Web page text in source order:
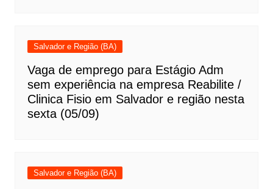
Salvador e Região (BA)
Vaga de emprego para Estágio Adm
sem experiência na empresa Reabilite /
Clinica Fisio em Salvador e região nesta
sexta (05/09)
Salvador e Região (BA)